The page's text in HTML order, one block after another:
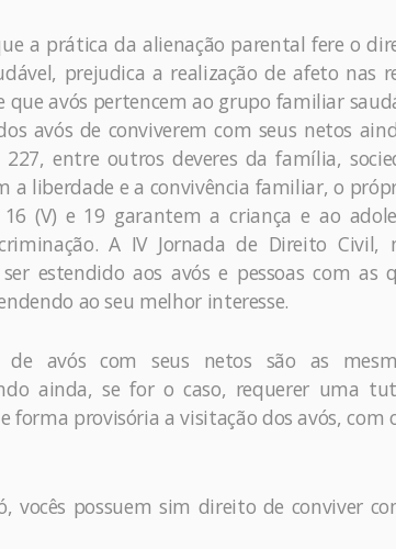
a prática da alienação parental fere o
prejudica a realização de afeto nas
avós pertencem ao grupo familiar
avós de conviverem com seus netos
entre outros deveres da família,
a liberdade e a convivência familiar, o
(V) e 19 garantem a criança e ao
A IV Jornada de Direito Civil,
estendido aos avós e pessoas com as
ao seu melhor interesse.
avós com seus netos são as
ainda, se for o caso, requerer uma
provisória a visitação dos avós, com
vocês possuem sim direito de conviver